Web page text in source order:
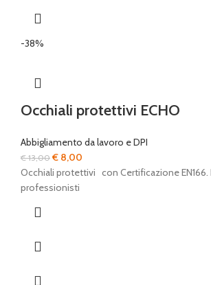
-38%
Occhiali protettivi ECHO
Abbigliamento da lavoro e DPI
€13,00Il
prezzo
originale
€ 8,00
prezzo
Occhiali protettivi con Certificazione EN166.
professionisti